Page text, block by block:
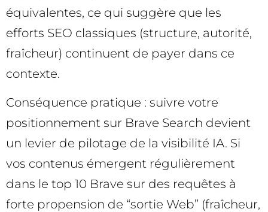
équivalentes, ce qui suggère que les
efforts SEO classiques (structure, autorité,
fraîcheur) continuent de payer dans ce
contexte.
Conséquence pratique : suivre votre
positionnement sur Brave Search devient
un levier de pilotage de la visibilité IA. Si
vos contenus émergent régulièrement
dans le top 10 Brave sur des requêtes à
forte propension de “sortie Web” (fraîcheur,